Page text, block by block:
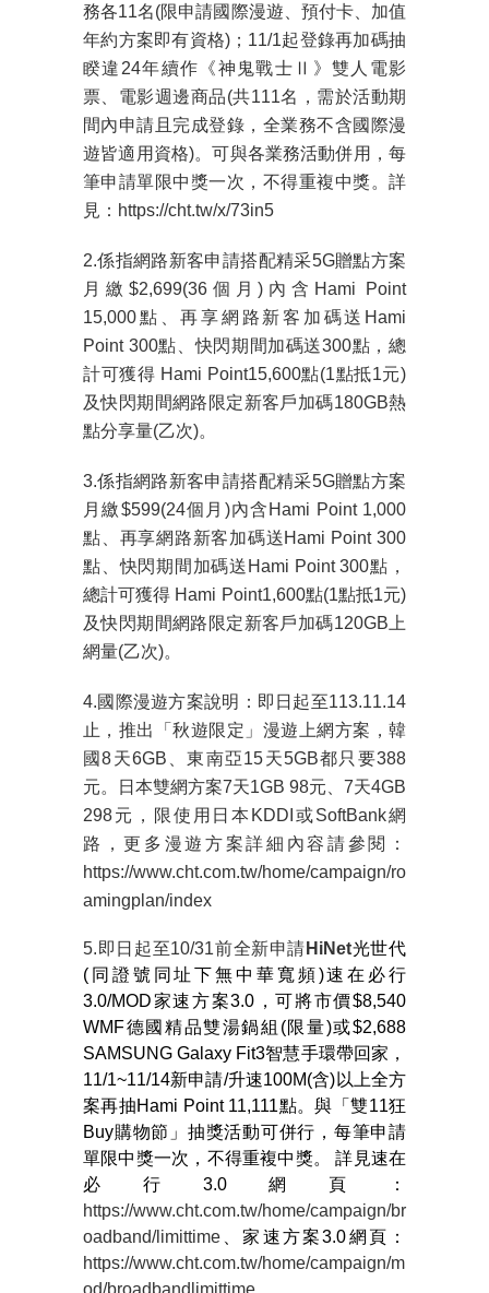
務各11名(限申請國際漫遊、預付卡、加值
年約方案即有資格) ； 11/1起登錄再加碼抽
睽違 24年續作《神鬼戰士 Ⅱ 》雙人電影
票、電影週邊商品(共111名，需於活動期
間內申請且完成登錄，全業務不含國際漫
遊皆適用資格)。可與各業務活動併用，每
筆申請單限中獎一次，不得重複中獎。詳
見： https://cht.tw/x/73in5
2.係指網路新客申請搭配精采5G贈點方案
月繳 $2,699(36個月) 內含 Hami Point
15,000點、再享網路新客加碼送 Hami
Point 300點、快閃期間加碼送300點，總
計可獲得 Hami Point15,600點(1點抵1元)
及快閃期間網路限定新客戶加碼180GB熱
點分享量(乙次)。
3.係指網路新客申請搭配精采5G贈點方案
月繳$599(24個月 )內含 Hami Point 1,000
點、再享網路新客加碼送Hami Point 300
點、快閃期間加碼送 Hami Point 300點，
總計可獲得 Hami Point1,600點(1點抵1元)
及快閃期間網路限定新客戶加碼120GB 上
網量(乙次)。
4.國際漫遊方案說明： 即日起至113.11.14
止，推出「秋遊限定」漫遊上網方案，韓
國8天6GB 、東南亞15天5GB都只要388
元。日本雙網方案7天1GB 98元、 7天4GB
298元，限使用日本 KDDI 或SoftBank網
路，更多漫遊方案詳細內容請參閱：
https://www.cht.com.tw/home/campaign/ro
amingplan/index
5.即日起至10/31前全新申請 HiNet光世代
(同證號同址下無中華寬頻)速在必行
3.0/MOD家速方案3.0，可將市價$8,540
WMF德國精品雙湯鍋組(限量)或$2,688
SAMSUNG Galaxy Fit3智慧手環帶回家，
11/1~11/14新申請/升速100M(含)以上全方
案再抽Hami Point 11,111點。與「雙11狂
Buy購物節」抽獎活動可併行，每筆申請
單限中獎一次，不得重複中獎。 詳見速在
必行3.0網頁：
https://www.cht.com.tw/home/campaign/br
oadband/limittime 、家速方案3.0網頁：
https://www.cht.com.tw/home/campaign/m
od/broadbandlimittime